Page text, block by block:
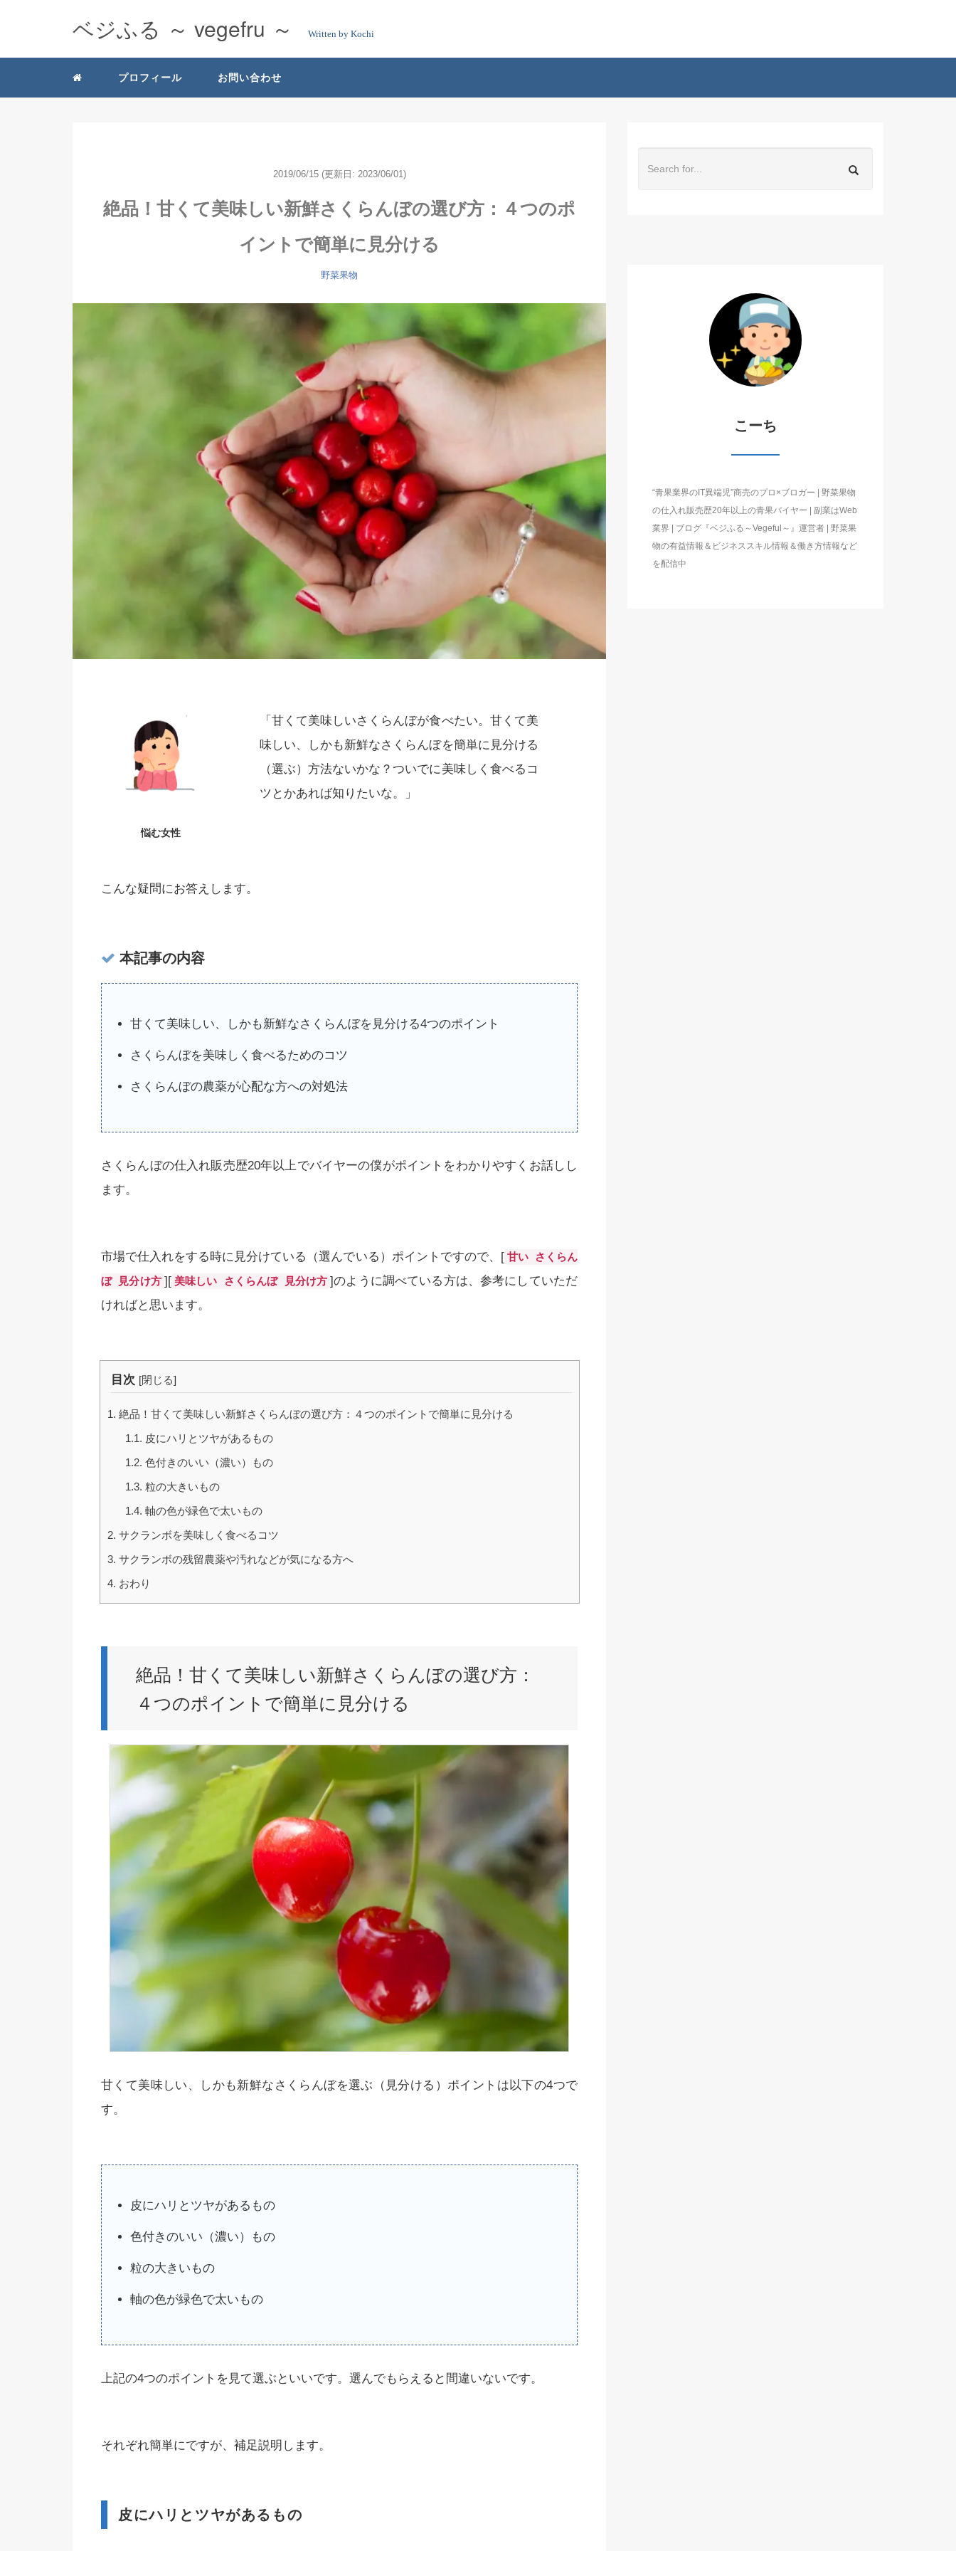
ベジふる ～ vegefru ～ Written by Kochi
プロフィール お問い合わせ
2019/06/15 (更新日: 2023/06/01)
絶品！甘くて美味しい新鮮さくらんぼの選び方：４つのポ
イントで簡単に見分ける
野菜果物
悩む女性
「甘くて美味しいさくらんぼが食べたい。甘くて美
味しい、しかも新鮮なさくらんぼを簡単に見分ける
（選ぶ）方法ないかな？ついでに美味しく食べるコ
ツとかあれば知りたいな。」
こんな疑問にお答えします。
本記事の内容
甘くて美味しい、しかも新鮮なさくらんぼを見分ける4つのポイント
さくらんぼを美味しく食べるためのコツ
さくらんぼの農薬が心配な方への対処法
さくらんぼの仕入れ販売歴20年以上でバイヤーの僕がポイントをわかりやすくお話しし
ます。
市場で仕入れをする時に見分けている（選んでいる）ポイントですので、[ 甘い さくらん
ぼ 見分け方 ][ 美味しい さくらんぼ 見分け方 ]のように調べている方は、参考にしていただ
ければと思います。
目次 [閉じる]
1. 絶品！甘くて美味しい新鮮さくらんぼの選び方：４つのポイントで簡単に見分ける
1.1. 皮にハリとツヤがあるもの
1.2. 色付きのいい（濃い）もの
1.3. 粒の大きいもの
1.4. 軸の色が緑色で太いもの
2. サクランボを美味しく食べるコツ
3. サクランボの残留農薬や汚れなどが気になる方へ
4. おわり
絶品！甘くて美味しい新鮮さくらんぼの選び方：
４つのポイントで簡単に見分ける
甘くて美味しい、しかも新鮮なさくらんぼを選ぶ（見分ける）ポイントは以下の4つで
す。
皮にハリとツヤがあるもの
色付きのいい（濃い）もの
粒の大きいもの
軸の色が緑色で太いもの
上記の4つのポイントを見て選ぶといいです。選んでもらえると間違いないです。
それぞれ簡単にですが、補足説明します。
皮にハリとツヤがあるもの
こーち
“青果業界のIT異端児”商売のプロ×ブロガー | 野菜果物
の仕入れ販売歴20年以上の青果バイヤー | 副業はWeb
業界 | ブログ『ベジふる～Vegeful～』運営者 | 野菜果
物の有益情報＆ビジネススキル情報＆働き方情報など
を配信中